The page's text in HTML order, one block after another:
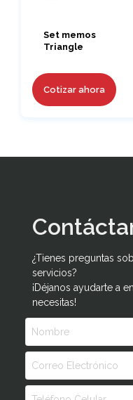
Set memos
Triangle
Cotizar ahora
¿Tienes preguntas
servicios?
¡Déjanos ayudarte a
necesitas!